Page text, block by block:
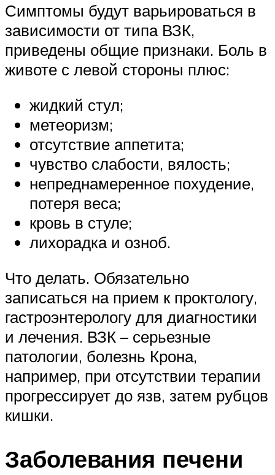
Симптомы будут варьироваться в
зависимости от типа ВЗК,
приведены общие признаки. Боль в
животе с левой стороны плюс:
жидкий стул;
метеоризм;
отсутствие аппетита;
чувство слабости, вялость;
непреднамеренное похудение,
потеря веса;
кровь в стуле;
лихорадка и озноб.
Что делать. Обязательно
записаться на прием к проктологу,
гастроэнтерологу для диагностики
и лечения. ВЗК – серьезные
патологии, болезнь Крона,
например, при отсутствии терапии
прогрессирует до язв, затем рубцов
кишки.
Заболевания печени